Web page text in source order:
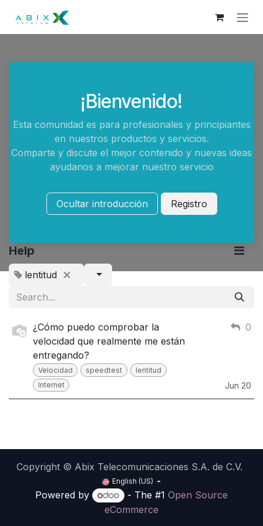
¡Bienvenido!
Esta comunidad es para profesionales y principiantes
en nuestros productos y servicios.
Comparte y discute el mejor contenido y nuevas ideas
ayudanos a mejorar nuestro servicio
Ocultar introducción Registro
Help
lentitud
¿Cómo puedo comprobar la
velocidad que realmente me están
entregando?
Velocidad speedtest
lentitud
Internet
0
Jun 20
Copyright © Abix Telecomunicaciones S.A. de C.V.
English (US)
Powered by - The #1 Open Source
eCommerce